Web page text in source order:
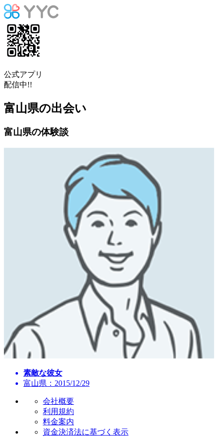
公式アプリ
配信中!!
富山県の出会い
富山県の体験談
素敵な彼女
富山県：2015/12/29
会社概要
利用規約
料金案内
資金決済法に基づく表示